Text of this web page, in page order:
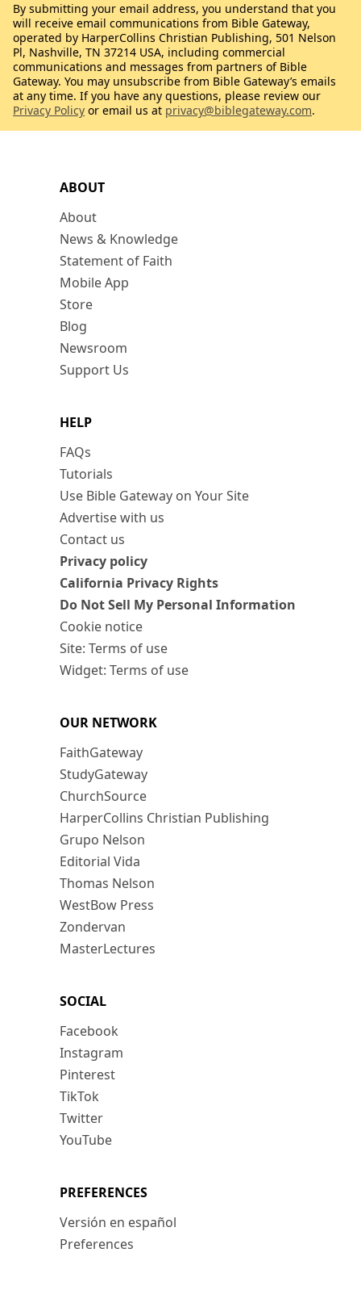
ABOUT
About
News & Knowledge
Statement of Faith
Mobile App
Store
Blog
Newsroom
Support Us
HELP
FAQs
Tutorials
Use Bible Gateway on Your Site
Advertise with us
Contact us
Privacy policy
California Privacy Rights
Do Not Sell My Personal Information
Cookie notice
Site: Terms of use
Widget: Terms of use
OUR NETWORK
FaithGateway
StudyGateway
ChurchSource
HarperCollins Christian Publishing
Grupo Nelson
Editorial Vida
Thomas Nelson
WestBow Press
Zondervan
MasterLectures
SOCIAL
Facebook
Instagram
Pinterest
TikTok
Twitter
YouTube
PREFERENCES
Versión en español
Preferences
By submitting your email address, you understand that you
will receive email communications from Bible Gateway,
operated by HarperCollins Christian Publishing, 501 Nelson
Pl, Nashville, TN 37214 USA, including commercial
communications and messages from partners of Bible
Gateway. You may unsubscribe from Bible Gateway’s emails
at any time. If you have any questions, please review our
Privacy Policy or email us at privacy@biblegateway.com.